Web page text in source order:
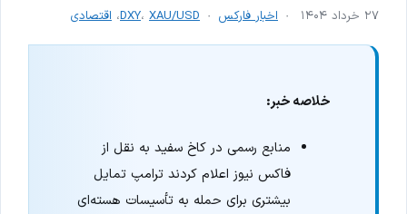
۲۷ خرداد ۱۴۰۴ اخبار فارکس DXY، XAU/USD ، اقتصادی
خلاصه خبر:
منابع رسمی در کاخ سفید به نقل از
فاکس نیوز اعلام کردند ترامپ تمایل
بیشتری برای حمله به تأسیسات هسته‌ای